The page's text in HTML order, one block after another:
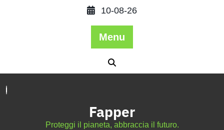
10-08-26
Menu
Fapper
Proteggi il pianeta, abbraccia il futuro.